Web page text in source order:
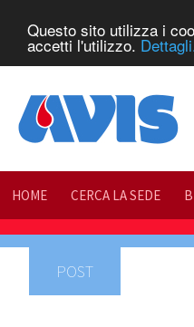
Questo sito utilizza i
accetti l'utilizzo.
HOME CERCA LA SEDE
POST